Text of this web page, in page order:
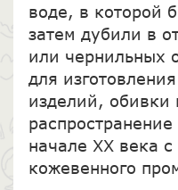
воде, в которой
затем дубили в
или чернильных
для
изделий,
начале XX века
кожевенного